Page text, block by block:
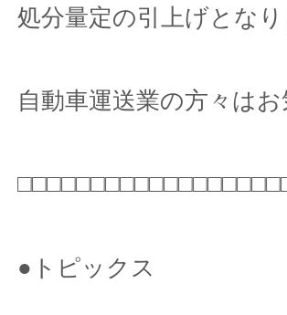
処分量定の引上げとなり
自動車運送業の方々は
●トピックス